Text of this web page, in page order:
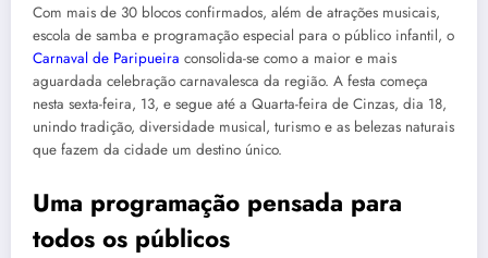
Com mais de 30 blocos confirmados, além de atrações musicais,
escola de samba e programação especial para o público infantil, o
Carnaval de Paripueira consolida-se como a maior e mais
aguardada celebração carnavalesca da região. A festa começa
nesta sexta-feira, 13, e segue até a Quarta-feira de Cinzas, dia 18,
unindo tradição, diversidade musical, turismo e as belezas naturais
que fazem da cidade um destino único.
Uma programação pensada para
todos os públicos